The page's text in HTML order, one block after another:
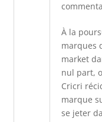
À la
marques
market
nul part,
Cricri
marque
se jeter